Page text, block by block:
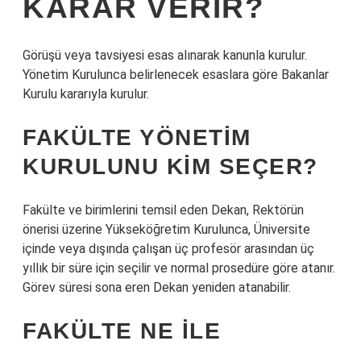
KARAR VERIR?
Görüşü veya tavsiyesi esas alınarak kanunla kurulur.
Yönetim Kurulunca belirlenecek esaslara göre Bakanlar
Kurulu kararıyla kurulur.
FAKÜLTE YÖNETIM
KURULUNU KIM SEÇER?
Fakülte ve birimlerini temsil eden Dekan, Rektörün
önerisi üzerine Yükseköğretim Kurulunca, Üniversite
içinde veya dışında çalışan üç profesör arasından üç
yıllık bir süre için seçilir ve normal prosedüre göre atanır.
Görev süresi sona eren Dekan yeniden atanabilir.
FAKÜLTE NE ILE